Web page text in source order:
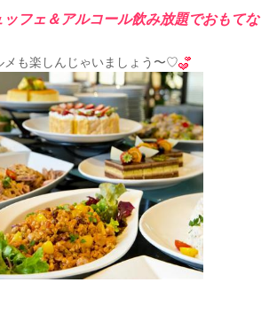
ッフェ ＆アルコール飲み放題でおもてな
メも楽しんじゃいましょう〜♡